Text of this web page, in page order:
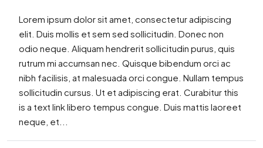
Lorem ipsum dolor sit amet, consectetur adipiscing
elit. Duis mollis et sem sed sollicitudin. Donec non
odio neque. Aliquam hendrerit sollicitudin purus, quis
rutrum mi accumsan nec. Quisque bibendum orci ac
nibh facilisis, at malesuada orci congue. Nullam tempus
sollicitudin cursus. Ut et adipiscing erat. Curabitur this
is a text link libero tempus congue. Duis mattis laoreet
neque, et...